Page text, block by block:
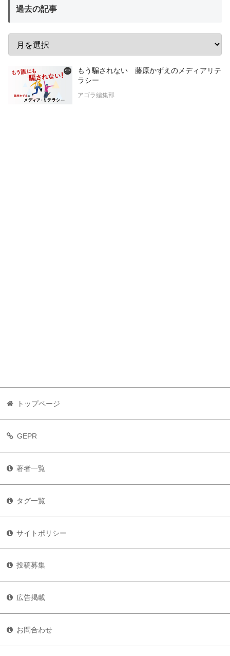
過去の記事
もう騙されない 藤原かずえのメディアリテ
ラシー
アゴラ編集部
トップページ
GEPR
著者一覧
タグ一覧
サイトポリシー
投稿募集
広告掲載
お問合わせ